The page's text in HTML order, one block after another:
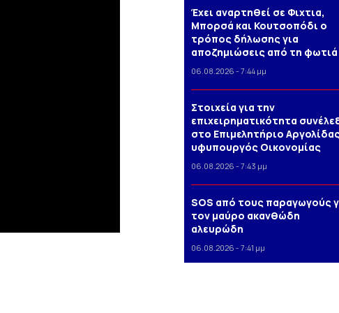
Έχει αναρτηθεί σε Φιχτια,
Μπορσά και Κουτσοπόδι ο
τρόπος δήλωσης για
αποζημιώσεις από τη φωτιά
06.08.2026 - 7:44 μμ
Στοιχεία για την
επιχειρηματικότητα
στο Επιμελητήριο
υφυπουργός Οικονομίας
06.08.2026 - 7:43 μμ
SOS από τους παραγωγούς
τον μαύρο ακανθώδη
αλευρώδη
06.08.2026 - 7:41 μμ